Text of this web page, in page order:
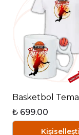
₺ 699.00